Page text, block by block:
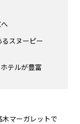
スヌーピー
テルが豊富
マーガレットで